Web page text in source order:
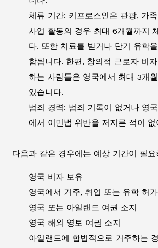
체류 기간: 키프로스인은 관광, 가
사업 활동의 경우 최대 6개월까지
다. 또한 치료를 받거나 단기 유학
함됩니다. 한편, 창의적 근로자 비
하는 사람들은 영국에서 최대 3개
있습니다.
범죄 경력: 범죄 기록이 없거나 영
에서 이민법 위반을 저지른 적이 없
다음과 같은 경우에는 예상 기간이 필
영국 비자 보유
영국에서 거주, 취업 또는 유학 허
영국 또는 아일랜드 여권 소지
영국 해외 영토 여권 소지
아일랜드에 합법적으로 거주하는